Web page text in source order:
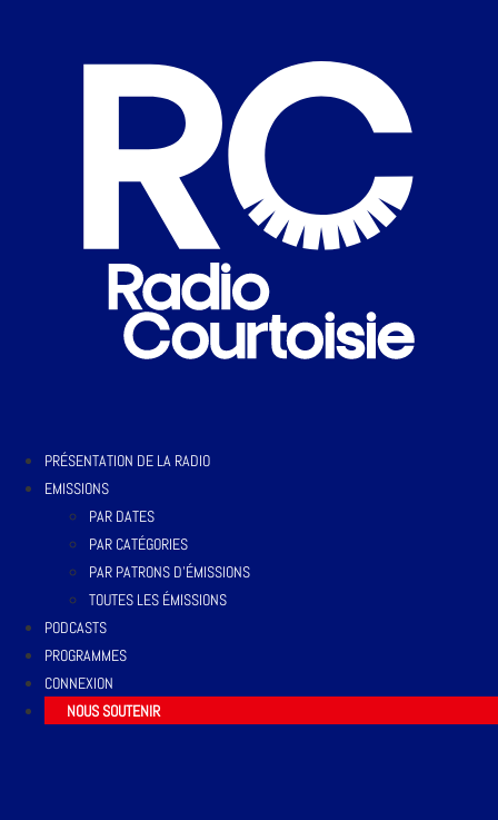
PRÉSENTATION DE LA RADIO
EMISSIONS
PAR DATES
PAR CATÉGORIES
PAR PATRONS D’ÉMISSIONS
TOUTES LES ÉMISSIONS
PODCASTS
PROGRAMMES
CONNEXION
NOUS SOUTENIR